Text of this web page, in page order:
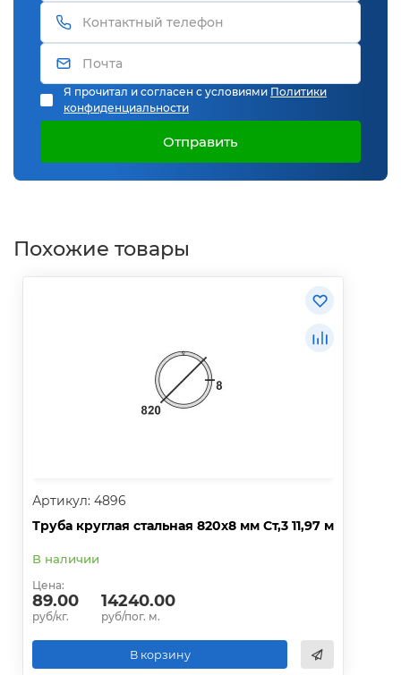
Я прочитал и согласен с условиями Политики
конфиденциальности
Отправить
Похожие товары
Артикул: 4896
Труба круглая стальная 820х8 мм Ст,3 11,97 м
В наличии
Цена:
89.00
руб/кг.
14240.00
руб/пог. м.
В корзину